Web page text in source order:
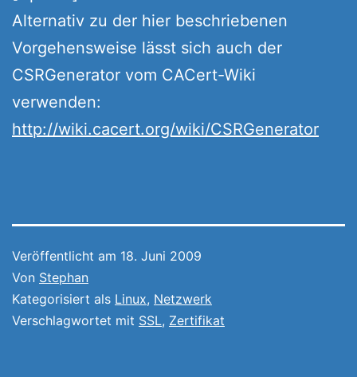
Alternativ zu der hier beschriebenen
Vorgehensweise lässt sich auch der
CSRGenerator vom CACert-Wiki
verwenden:
http://wiki.cacert.org/wiki/CSRGenerator
Veröffentlicht am 18. Juni 2009
Von Stephan
Kategorisiert als Linux, Netzwerk
Verschlagwortet mit SSL, Zertifikat